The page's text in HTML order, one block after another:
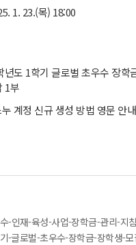
1. 23.(목) 18:00
년도 1학기 글로벌 초우수 장학
1부
계정 신규 생성 방법 영문 안
-인재-육성-사업-장학금-관리-지
-글로벌-초우수-장학금-장학생-